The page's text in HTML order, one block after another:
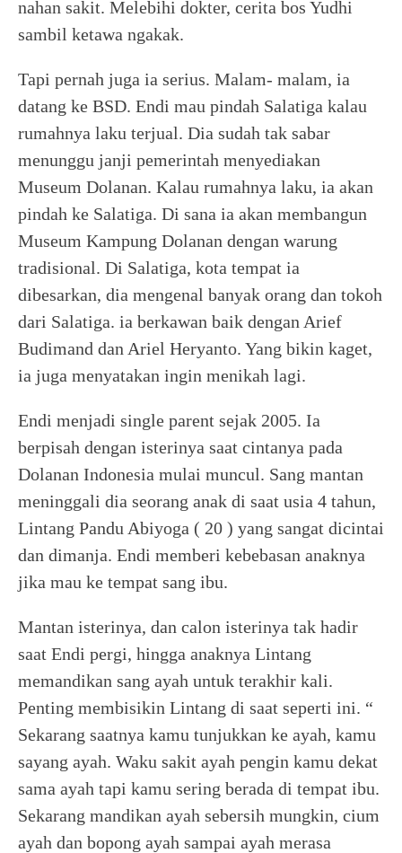
nahan sakit. Melebihi dokter, cerita bos Yudhi
sambil ketawa ngakak.
Tapi pernah juga ia serius. Malam- malam, ia
datang ke BSD. Endi mau pindah Salatiga kalau
rumahnya laku terjual. Dia sudah tak sabar
menunggu janji pemerintah menyediakan
Museum Dolanan. Kalau rumahnya laku, ia akan
pindah ke Salatiga. Di sana ia akan membangun
Museum Kampung Dolanan dengan warung
tradisional. Di Salatiga, kota tempat ia
dibesarkan, dia mengenal banyak orang dan tokoh
dari Salatiga. ia berkawan baik dengan Arief
Budimand dan Ariel Heryanto. Yang bikin kaget,
ia juga menyatakan ingin menikah lagi.
Endi menjadi single parent sejak 2005. Ia
berpisah dengan isterinya saat cintanya pada
Dolanan Indonesia mulai muncul. Sang mantan
meninggali dia seorang anak di saat usia 4 tahun,
Lintang Pandu Abiyoga ( 20 ) yang sangat dicintai
dan dimanja. Endi memberi kebebasan anaknya
jika mau ke tempat sang ibu.
Mantan isterinya, dan calon isterinya tak hadir
saat Endi pergi, hingga anaknya Lintang
memandikan sang ayah untuk terakhir kali.
Penting membisikin Lintang di saat seperti ini. “
Sekarang saatnya kamu tunjukkan ke ayah, kamu
sayang ayah. Waku sakit ayah pengin kamu dekat
sama ayah tapi kamu sering berada di tempat ibu.
Sekarang mandikan ayah sebersih mungkin, cium
ayah dan bopong ayah sampai ayah merasa